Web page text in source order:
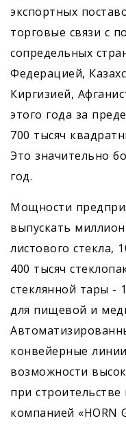
экспортных
торговые связи с
сопредельных
Федерацией,
Киргизией,
этого года за
700 тысяч
Это значительно
год.
Мощности
выпускать
листового стекла,
400 тысяч
стеклянной тары -
для пищевой и
конвейерные
возможности
при
компанией «HORN